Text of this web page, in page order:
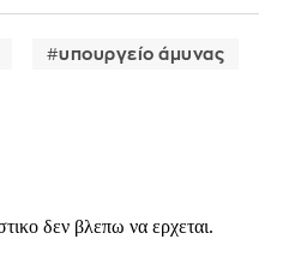
υπουργείο άμυνας